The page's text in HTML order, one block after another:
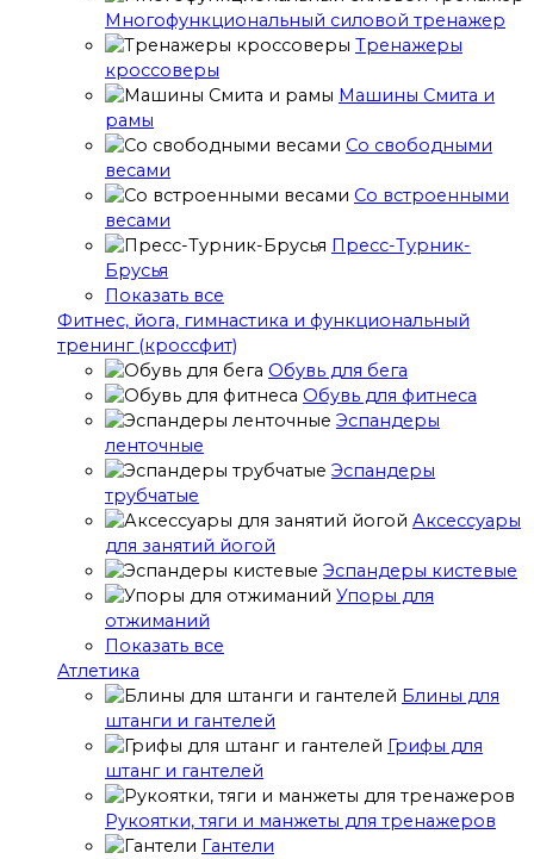
Многофункциональный силовой тренажер
Тренажеры
кроссоверы
Машины Смита и
рамы
Со свободными
весами
Со встроенными
весами
Пресс-Турник-
Брусья
Показать все
Фитнес, йога, гимнастика и функциональный
тренинг (кроссфит)
Обувь для бега
Обувь для фитнеса
Эспандеры
ленточные
Эспандеры
трубчатые
Аксессуары
для занятий йогой
Эспандеры кистевые
Упоры для
отжиманий
Показать все
Атлетика
Блины для
штанги и гантелей
Грифы для
штанг и гантелей
Рукоятки, тяги и манжеты для тренажеров
Гантели